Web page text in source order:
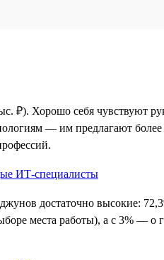
₽). Хорошо себя чувствуют
— им предлагают
достаточно высокие:
места работы), а с 3% — о